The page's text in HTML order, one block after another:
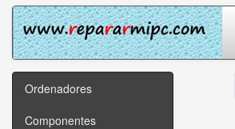
Ordenadores
Componentes